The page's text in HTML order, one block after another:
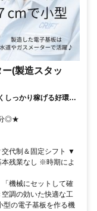
(製造スタッ
しっかり稼げる好環
分◎★
代制＆固定シフト ▼
残業なし ※時期によ
機械にセットして確
調の効いた快適な工
型の電子基板を作る機